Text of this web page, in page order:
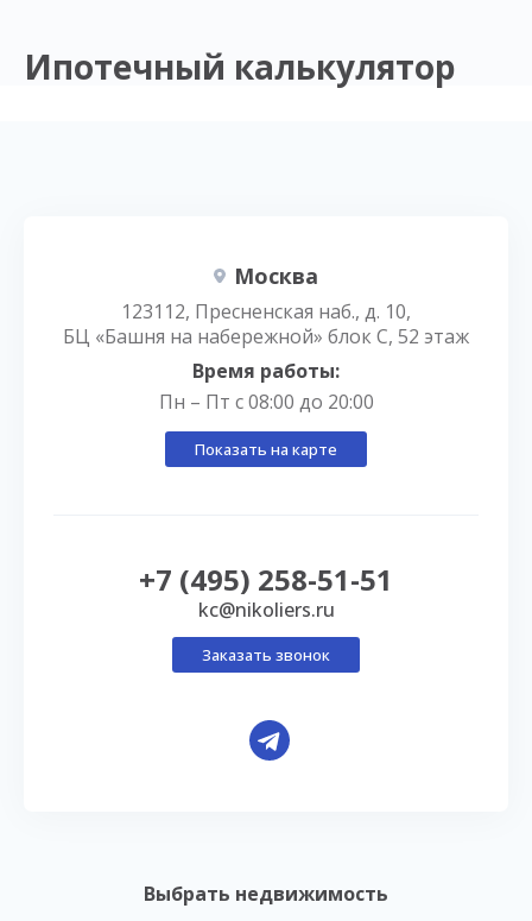
Ипотечный калькулятор
Выбрать недвижимость
Москва
123112, Пресненская наб., д. 10,
БЦ «Башня на набережной» блок С, 52 этаж
Время работы:
Пн – Пт с 08:00 до 20:00
Показать на карте
+7 (495) 258-51-51
kc@nikoliers.ru
Заказать звонок